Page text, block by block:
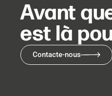
Avant
est là
Contacte-nous